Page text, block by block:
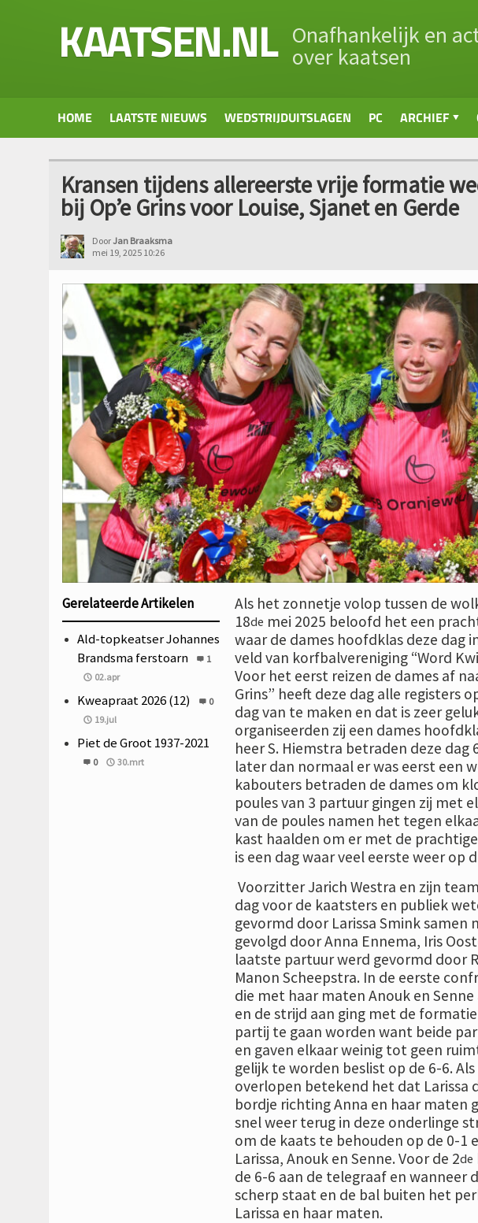
KAATSEN.NL Onafhankelijk en
over kaatsen
HOME LAATSTE NIEUWS WEDSTRIJDUITSLAGEN PC ARCHIEF
Kransen tijdens allereerste vrije formatie
bij Op’e Grins voor Louise, Sjanet en Gerde
DoorJan Braaksma
mei 19, 2025 10:26
Gerelateerde Artikelen
Ald-topkeatser Johannes
Brandsma ferstoarn
1
02.apr
Kweapraat 2026 (12)
0
19.jul
Piet de Groot 1937-2021
0 30.mrt
Als het zonnetje volop tussen de
18de mei 2025 beloofd het een
waar de dames hoofdklas deze
veld van korfbalvereniging “Word
Voor het eerst reizen de dames af
Grins” heeft deze dag alle registers
dag van te maken en dat is zeer
organiseerden zij een dames
heer S. Hiemstra betraden deze
later dan normaal er was eerst een
kabouters betraden de dames om
poules van 3 partuur gingen zij met
van de poules namen het tegen
kast haalden om er met de
is een dag waar veel eerste weer op
Voorzitter Jarich Westra en zijn
dag voor de kaatsters en publiek
gevormd door Larissa Smink samen
gevolgd door Anna Ennema, Iris
laatste partuur werd gevormd door
Manon Scheepstra. In de eerste
die met haar maten Anouk en
en de strijd aan ging met de
partij te gaan worden want beide
en gaven elkaar weinig tot geen
gelijk te worden beslist op de 6-6.
overlopen betekend het dat
bordje richting Anna en haar maten
snel weer terug in deze onderlinge
om de kaats te behouden op de 0-1
Larissa, Anouk en Senne. Voor de 2de
de 6-6 aan de telegraaf en wanneer
scherp staat en de bal buiten het
Larissa en haar maten.